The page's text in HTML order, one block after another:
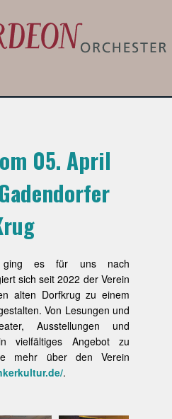
05. April
ging es für uns nach
sich seit 2022 der Verein
alten Dorfkrug zu einem
Von Lesungen und
Ausstellungen und
vielfältiges Angebot zu
mehr über den Verein
.